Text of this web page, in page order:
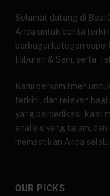
Selamat datang di
Anda untuk berita
berbagai kategori
Hiburan & Seni, serta
Kami berkomitmen
terkini, dan relevan
yang berdedikasi, kami
analisis yang tajam,
memastikan Anda
OUR PICKS